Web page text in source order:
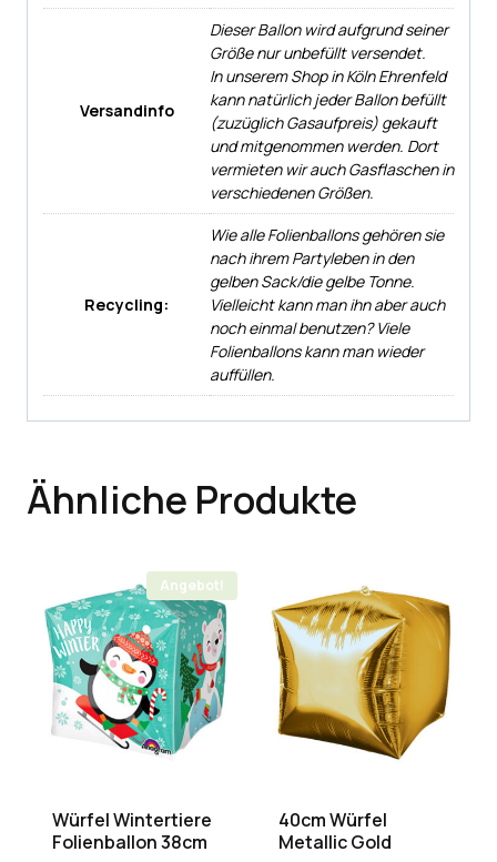
Versandinfo
Dieser Ballon wird aufgrund seiner
Größe nur unbefüllt versendet.
In unserem Shop in Köln Ehrenfeld
kann natürlich jeder Ballon befüllt
(zuzüglich Gasaufpreis) gekauft
und mitgenommen werden. Dort
vermieten wir auch Gasflaschen in
verschiedenen Größen.
Recycling:
Wie alle Folienballons gehören sie
nach ihrem Partyleben in den
gelben Sack/die gelbe Tonne.
Vielleicht kann man ihn aber auch
noch einmal benutzen? Viele
Folienballons kann man wieder
auffüllen.
Ähnliche Produkte
Angebot!
Würfel Wintertiere
Folienballon 38cm
40cm Würfel
Metallic Gold